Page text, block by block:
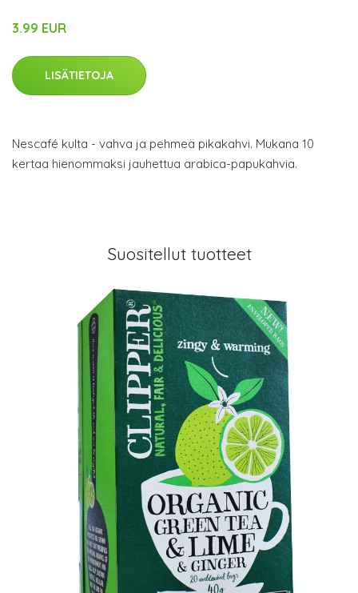
3.99 EUR
LISÄTIETOJA
Nescafé kulta - vahva ja pehmeä pikakahvi. Mukana 10
kertaa hienommaksi jauhettua arabica-papukahvia.
Suositellut tuotteet